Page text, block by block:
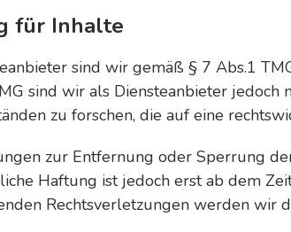
für Inhalte
sind wir gemäß § 7 Abs.1
sind wir als Diensteanbieter
zu forschen, die auf eine
zur Entfernung oder Sperrung
Haftung ist jedoch erst ab dem
Rechtsverletzungen werden wir